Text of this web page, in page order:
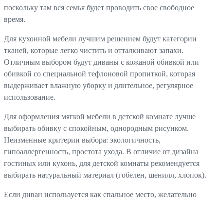
поскольку там вся семья будет проводить свое свободное
время.
Для кухонной мебели лучшим решением будут категории
тканей, которые легко чистить и отталкивают запахи.
Отличным выбором будут диваны с кожаной обивкой или
обивкой со специальной тефлоновой пропиткой, которая
выдерживает влажную уборку и длительное, регулярное
использование.
Для оформления мягкой мебели в детской комнате лучше
выбирать обивку с спокойным, однородным рисунком.
Неизменные критерии выбора: экологичность,
гипоаллергенность, простота ухода. В отличие от дизайна
гостиных или кухонь, для детской комнаты рекомендуется
выбирать натуральный материал (гобелен, шенилл, хлопок).
Если диван используется как спальное место, желательно